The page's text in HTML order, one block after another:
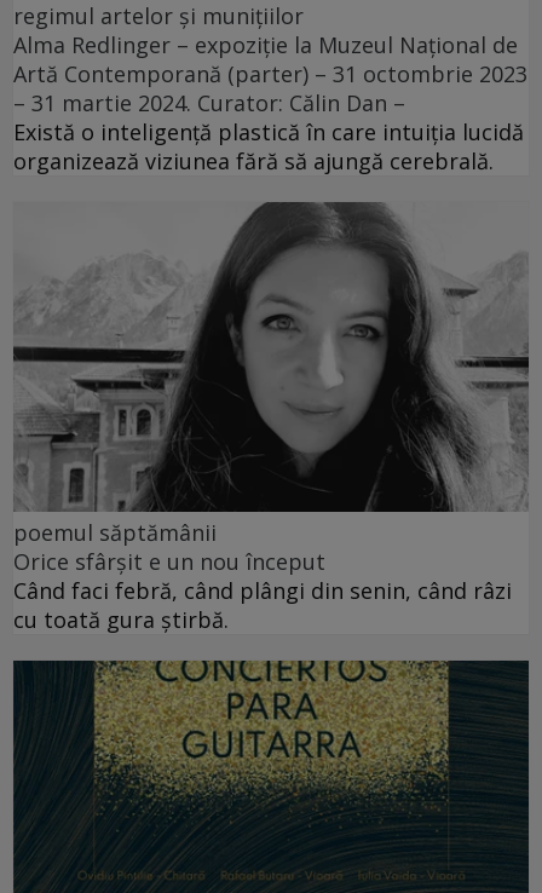
regimul artelor și munițiilor
Alma Redlinger – expoziție la Muzeul Național de
Artă Contemporană (parter) – 31 octombrie 2023
– 31 martie 2024. Curator: Călin Dan –
Există o inteligență plastică în care intuiția lucidă
organizează viziunea fără să ajungă cerebrală.
poemul săptămânii
Orice sfârșit e un nou început
Când faci febră, când plângi din senin, când râzi
cu toată gura știrbă.